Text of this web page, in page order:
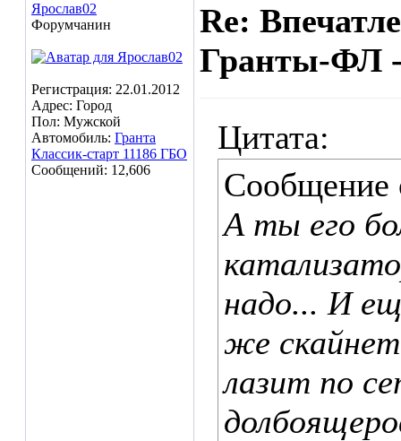
Ярослав02
Форумчанин
Регистрация: 22.01.2012
Адрес: Город
Пол: Мужской
Автомобиль: Гранта
Классик-старт 11186 ГБО
Сообщений: 12,606
Re:
Гранты-ФЛ
Цитата:
Сообщение
А ты его
надо... И
же
лазит по